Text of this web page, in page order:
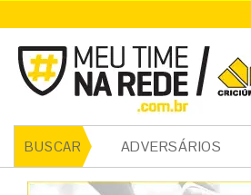
BUSCAR ADVERSÁRIOS